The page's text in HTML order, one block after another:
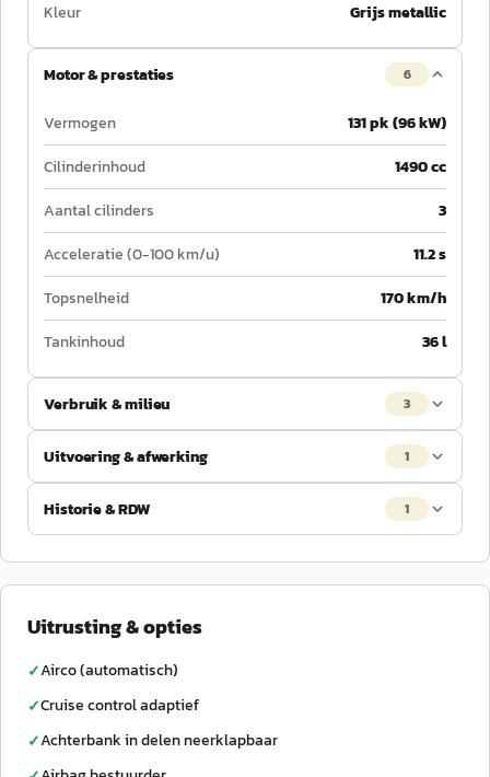
Kleur
Grijs metallic
Motor & prestaties 6
Vermogen
131 pk (96 kW)
Cilinderinhoud
1490 cc
Aantal cilinders
3
Acceleratie (0-100 km/u)
11.2 s
Topsnelheid
170 km/h
Tankinhoud
36 l
Verbruik & milieu 3
Uitvoering & afwerking 1
Historie & RDW 1
Uitrusting & opties
✓Airco (automatisch)
✓Cruise control adaptief
✓Achterbank in delen neerklapbaar